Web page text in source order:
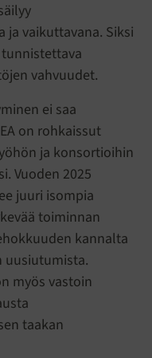
vaikuttavana. Siksi
vahvuudet.
ei saa
on rohkaissut
ja konsortioihin
Vuoden 2025
juuri isompia
toiminnan
kannalta
uusiutumista.
myös vastoin
taakan